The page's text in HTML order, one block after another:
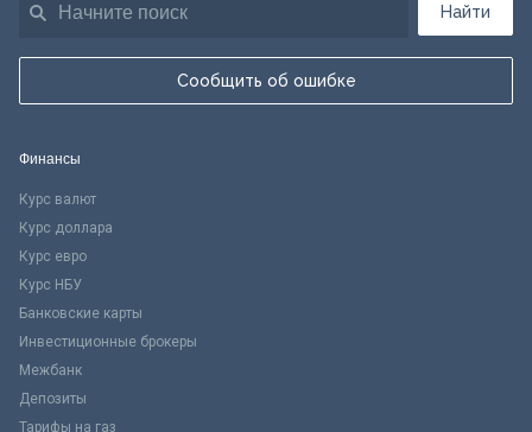
Найти
Сообщить об ошибке
Финансы
Курс валют
Курс доллара
Курс евро
Курс НБУ
Банковские карты
Инвестиционные брокеры
Межбанк
Депозиты
Тарифы на газ